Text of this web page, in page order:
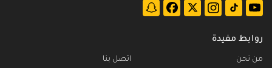
روابط مفيدة
من نحن
اتصل بنا